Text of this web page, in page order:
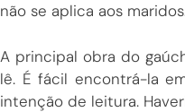
não se aplica aos
A principal obra do
lê. É fácil encontrá-la
intenção de leitura.